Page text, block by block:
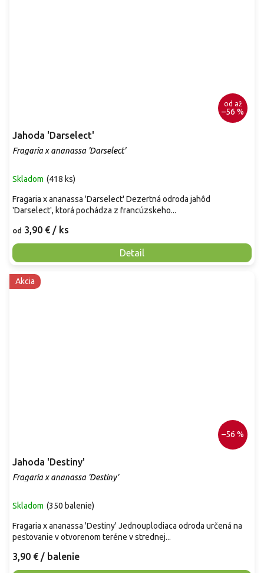
od až
–56 %
Jahoda 'Darselect'
Fragaria x ananassa 'Darselect'
Skladom (418 ks)
od 3,90 € / ks
Detail
Fragaria x ananassa 'Darselect' Dezertná odroda jahôd
'Darselect', ktorá pochádza z francúzskeho...
Akcia
–56 %
Jahoda 'Destiny'
Fragaria x ananassa 'Destiny'
Skladom (350 balenie)
3,90 € / balenie
Fragaria x ananassa 'Destiny' Jednouplodiaca odroda určená na
pestovanie v otvorenom teréne v strednej...